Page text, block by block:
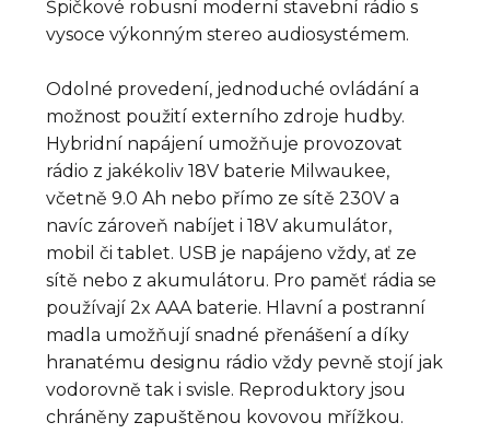
Špičkové robusní moderní stavební rádio s
vysoce výkonným stereo audiosystémem.
Odolné provedení, jednoduché ovládání a
možnost použití externího zdroje hudby.
Hybridní napájení umožňuje provozovat
rádio z jakékoliv 18V baterie Milwaukee,
včetně 9.0 Ah nebo přímo ze sítě 230V a
navíc zároveň nabíjet i 18V akumulátor,
mobil či tablet. USB je napájeno vždy, ať ze
sítě nebo z akumulátoru. Pro paměť rádia se
používají 2x AAA baterie. Hlavní a postranní
madla umožňují snadné přenášení a díky
hranatému designu rádio vždy pevně stojí jak
vodorovně tak i svisle. Reproduktory jsou
chráněny zapuštěnou kovovou mřížkou.